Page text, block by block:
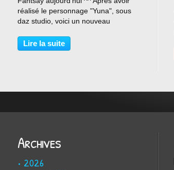
réalisé le personnage "Yuna", sous
daz studio, voici un nouveau
reconnue, il s'agit de la très
mystèrieuse Lulu. Réalisée sous Daz
Lire la suite
Archives
2026